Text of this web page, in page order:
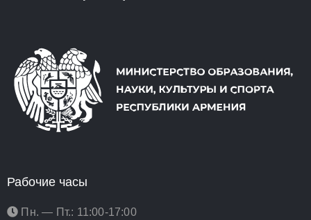
Рабочие часы
Пн. — Пт.: 11:00-17:00